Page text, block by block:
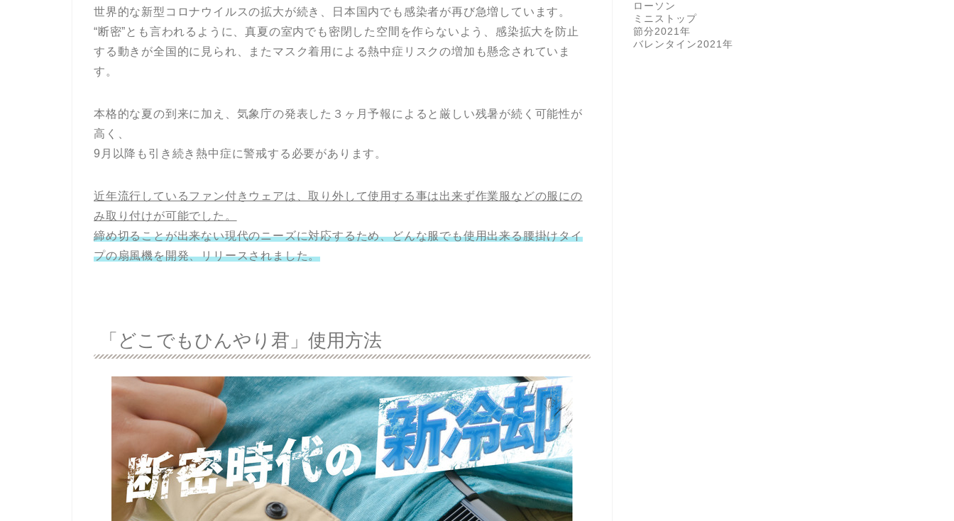
世界的な新型コロナウイルスの拡大が続き、日本国内でも感染者が再び急増しています。
“断密”とも言われるように、真夏の室内でも密閉した空間を作らないよう、感染拡大を防止
する動きが全国的に見られ、またマスク着用による熱中症リスクの増加も懸念されていま
す。
本格的な夏の到来に加え、気象庁の発表した３ヶ月予報によると厳しい残暑が続く可能性が
高く、
9月以降も引き続き熱中症に警戒する必要があります。
近年流行しているファン付きウェアは、取り外して使用する事は出来ず作業服などの服にの
み取り付けが可能でした。
締め切ることが出来ない現代のニーズに対応するため、どんな服でも使用出来る腰掛けタイ
プの扇風機を開発、リリースされました。
「どこでもひんやり君」使用方法
ローソン
ミニストップ
節分2021年
バレンタイン2021年